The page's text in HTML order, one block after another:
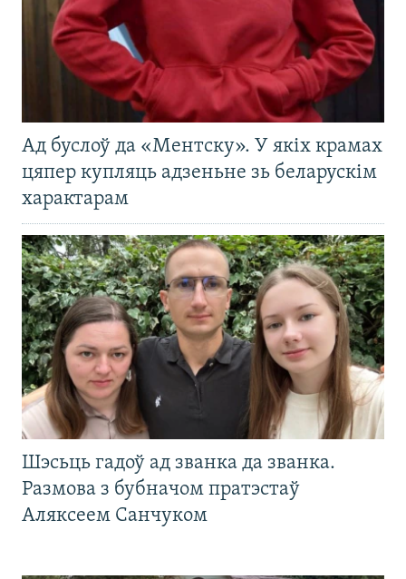
Ад буслоў да «Ментску». У якіх крамах
цяпер купляць адзеньне зь беларускім
характарам
Шэсьць гадоў ад званка да званка.
Размова з бубначом пратэстаў
Аляксеем Санчуком